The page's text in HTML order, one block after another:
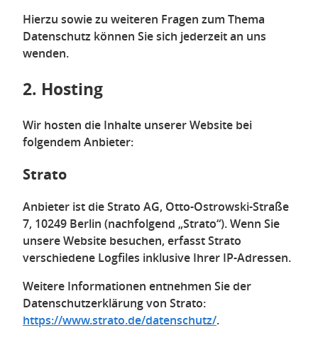
Hierzu sowie zu weiteren Fragen zum Thema
Datenschutz können Sie sich jederzeit an uns
wenden.
2. Hosting
Wir hosten die Inhalte unserer Website bei
folgendem Anbieter:
Strato
Anbieter ist die Strato AG, Otto-Ostrowski-Straße
7, 10249 Berlin (nachfolgend „Strato“). Wenn Sie
unsere Website besuchen, erfasst Strato
verschiedene Logfiles inklusive Ihrer IP-Adressen.
Weitere Informationen entnehmen Sie der
Datenschutzerklärung von Strato:
https://www.strato.de/datenschutz/.